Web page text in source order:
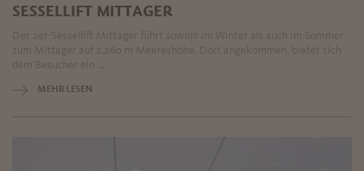
SESSELLIFT MITTAGER
MEHR LESEN